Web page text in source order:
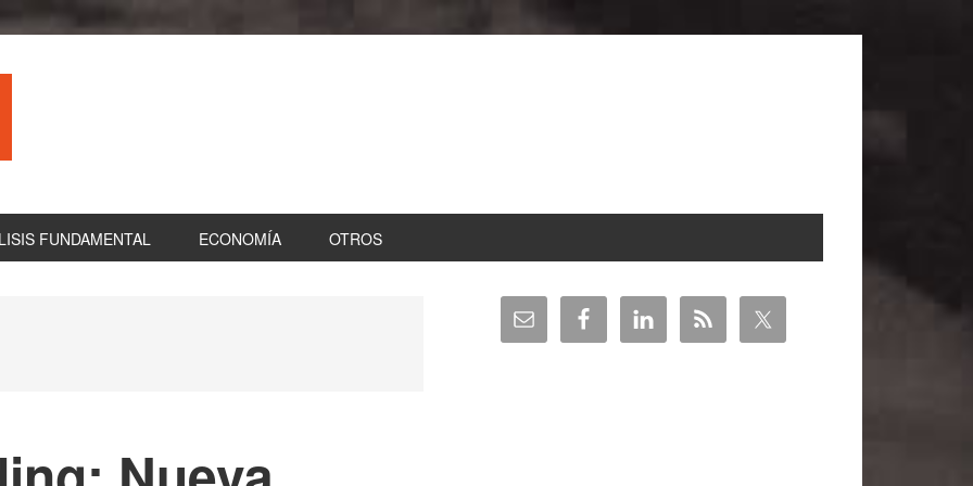
FUNDAMENTAL ECONOMÍA OTROS
Barra
lateral